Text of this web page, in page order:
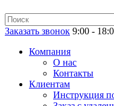
Заказать звонок 9:00 -
Компания
О нас
Контакты
Клиентам
Инструкция